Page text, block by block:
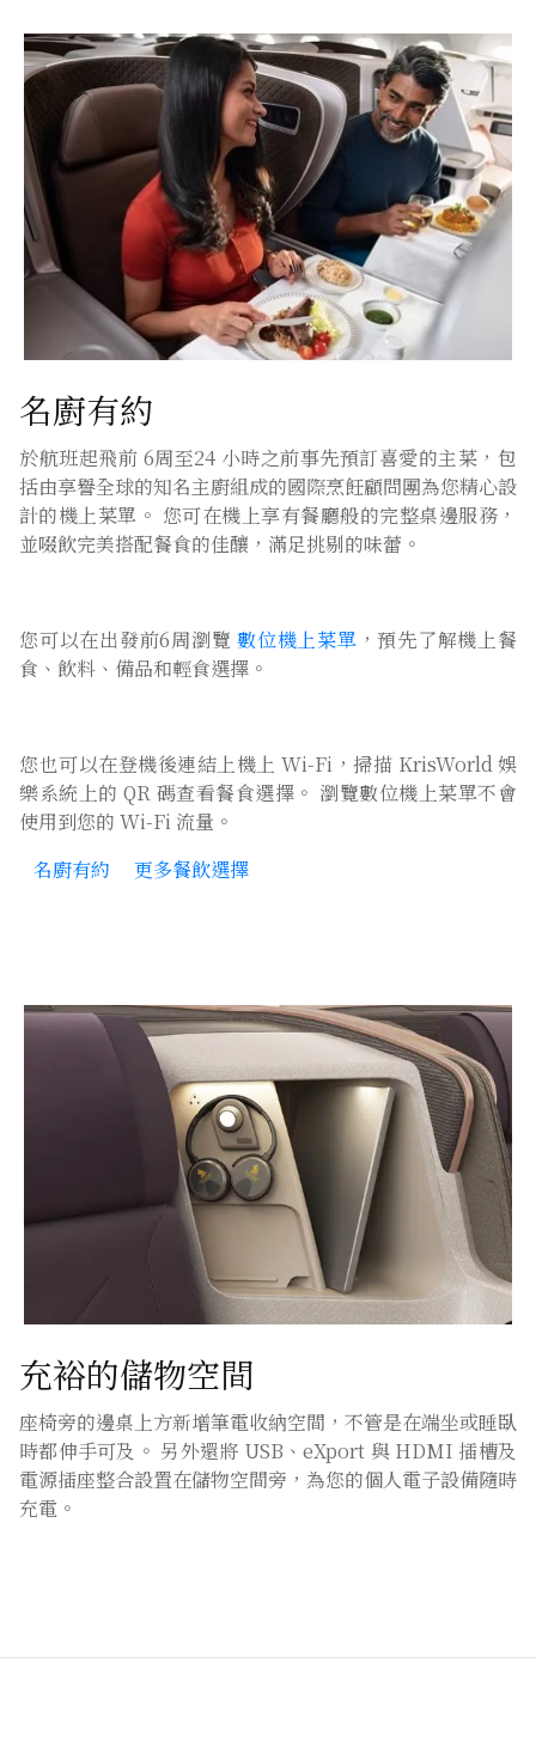
名廚有約
於航班起飛前 6周至24 小時之前事先預訂喜愛的主菜，包
括由享譽全球的知名主廚組成的國際烹飪顧問團為您精心設
計的機上菜單。 您可在機上享有餐廳般的完整桌邊服務，
並啜飲完美搭配餐食的佳釀，滿足挑剔的味蕾。
您可以在出發前6周瀏覽數位機上菜單 ，預先了解機上餐
食、飲料、備品和輕食選擇。
您也可以在登機後連結上機上 Wi-Fi，掃描 KrisWorld 娛
樂系統上的 QR 碼查看餐食選擇。 瀏覽數位機上菜單不會
使用到您的 Wi-Fi 流量。
名廚有約
更多餐飲選擇
充裕的儲物空間
座椅旁的邊桌上方新增筆電收納空間，不管是在端坐或睡臥
時都伸手可及。 另外還將 USB、eXport 與 HDMI 插槽及
電源插座整合設置在儲物空間旁，為您的個人電子設備隨時
充電。